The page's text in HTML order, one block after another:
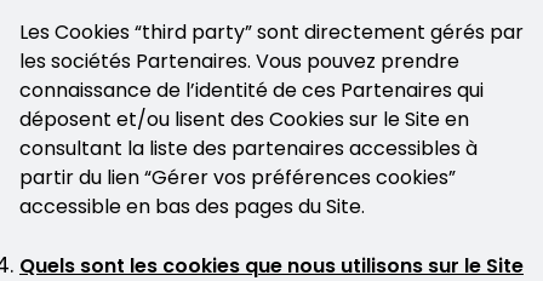
Les Cookies “third party” sont directement gérés par
les sociétés Partenaires. Vous pouvez prendre
connaissance de l’identité de ces Partenaires qui
déposent et/ou lisent des Cookies sur le Site en
consultant la liste des partenaires accessibles à
partir du lien “Gérer vos préférences cookies”
accessible en bas des pages du Site.
Quels sont les cookies que nous utilisons sur le Site